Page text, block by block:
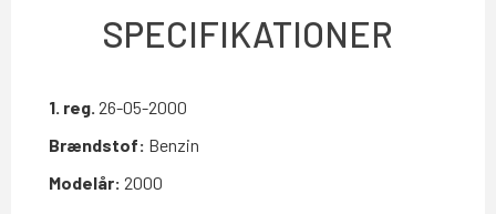
SPECIFIKATIONER
1. reg. 26-05-2000
Brændstof: Benzin
Modelår: 2000